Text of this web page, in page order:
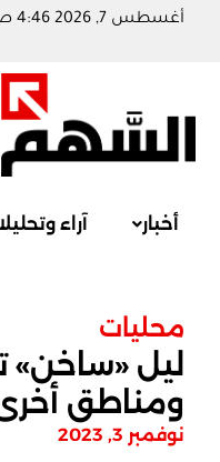
أغسطس 7, 2026 4:46 ص
أخبار آراء
محليات
ليل «ساخن»
ومناطق
نوفمبر 3, 2023